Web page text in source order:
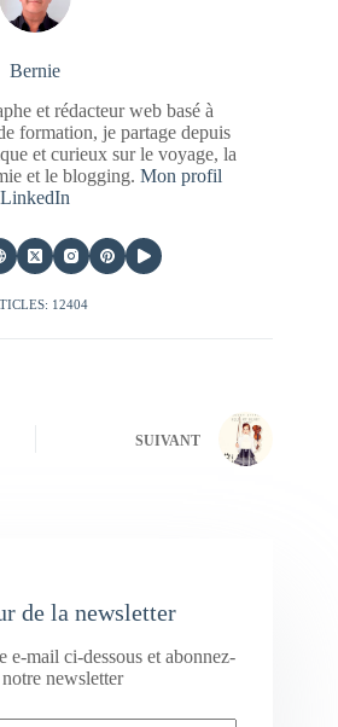
Bernie
et rédacteur web basé à
formation, je partage depuis
et curieux sur le voyage, la
et le blogging. Mon profil
LinkedIn
12404
SUIVANT
de la newsletter
e-mail ci-dessous et abonnez-
newsletter